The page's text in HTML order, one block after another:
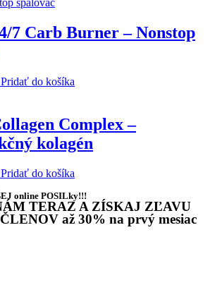
7 Carb Burner – Nonstop
Pridať do košíka
Complex –
kolagén
Pridať do košíka
online POSILky!!!
TERAZ A ZÍSKAJ ZĽAVU
až 30% na prvý mesiac